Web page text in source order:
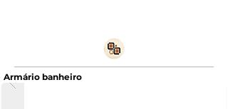
Armário banheiro